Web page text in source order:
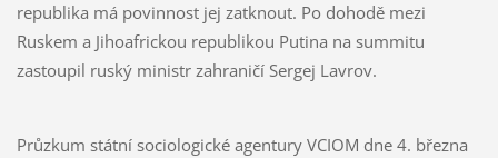
republika má povinnost jej zatknout. Po dohodě mezi
Ruskem a Jihoafrickou republikou Putina na summitu
zastoupil ruský ministr zahraničí Sergej Lavrov.
Průzkum státní sociologické agentury VCIOM dne 4. března